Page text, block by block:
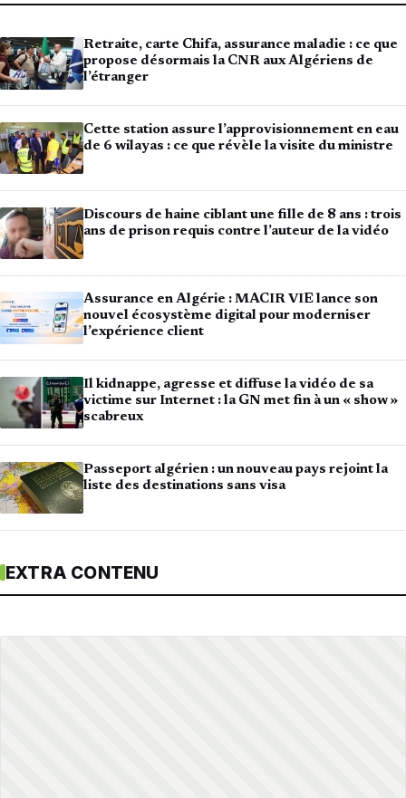
Retraite, carte Chifa, assurance maladie : ce que
propose désormais la CNR aux Algériens de
l’étranger
Cette station assure l’approvisionnement en eau
de 6 wilayas : ce que révèle la visite du ministre
Discours de haine ciblant une fille de 8 ans : trois
ans de prison requis contre l’auteur de la vidéo
Assurance en Algérie : MACIR VIE lance son
nouvel écosystème digital pour moderniser
l’expérience client
Il kidnappe, agresse et diffuse la vidéo de sa
victime sur Internet : la GN met fin à un « show »
scabreux
Passeport algérien : un nouveau pays rejoint la
liste des destinations sans visa
EXTRA CONTENU